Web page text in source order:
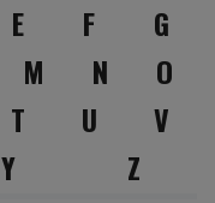
E F
G
M N
O
T U
V
Y Z